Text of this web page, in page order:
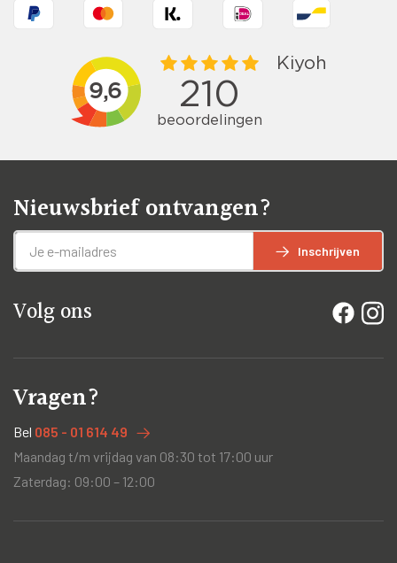
Nieuwsbrief ontvangen?
Inschrijven
Volg ons
Vragen?
Bel 085 - 01 614 49
Maandag t/m vrijdag van 08:30 tot 17:00 uur
Zaterdag: 09:00 – 12:00